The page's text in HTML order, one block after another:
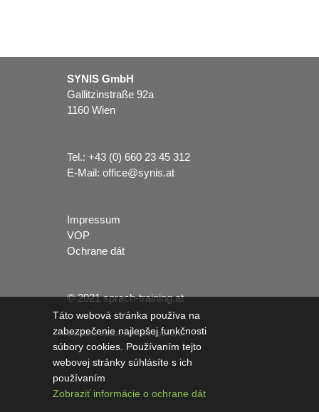
SYNIS GmbH
Gallitzinstraße 92a
1160 Wien
Tel.: +43 (0) 660 23 45 312
E-Mail: office@synis.at
Impressum
VOP
Ochrane dát
© 2021 sprach-training.at
Webseite erstellt von web-agency.at
Táto webová stránka používa na
zabezpečenie najlepšej funkčnosti
súbory cookies. Používaním tejto
webovej stránky súhlásíte s ich
používaním
Zobraziť informácie o ochrane dát